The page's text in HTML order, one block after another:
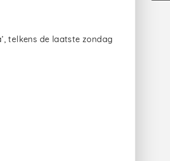
telkens de laatste zondag